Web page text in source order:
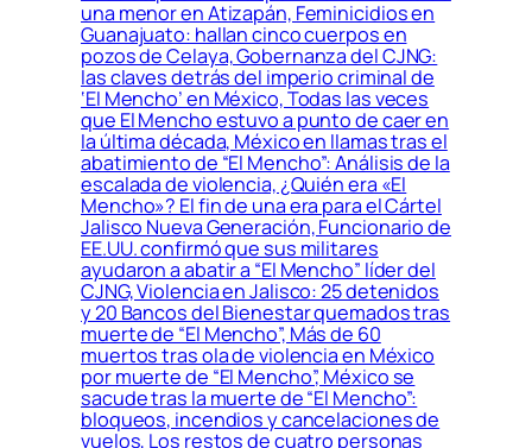
una menor en Atizapán, Feminicidios en
Guanajuato: hallan cinco cuerpos en
pozos de Celaya, Gobernanza del CJNG:
las claves detrás del imperio criminal de
‘El Mencho’ en México, Todas las veces
que El Mencho estuvo a punto de caer en
la última década, México en llamas tras el
abatimiento de “El Mencho”: Análisis de la
escalada de violencia, ¿Quién era «El
Mencho»? El fin de una era para el Cártel
Jalisco Nueva Generación, Funcionario de
EE.UU. confirmó que sus militares
ayudaron a abatir a “El Mencho” líder del
CJNG, Violencia en Jalisco: 25 detenidos
y 20 Bancos del Bienestar quemados tras
muerte de “El Mencho”, Más de 60
muertos tras ola de violencia en México
por muerte de “El Mencho”, México se
sacude tras la muerte de “El Mencho”:
bloqueos, incendios y cancelaciones de
vuelos, Los restos de cuatro personas